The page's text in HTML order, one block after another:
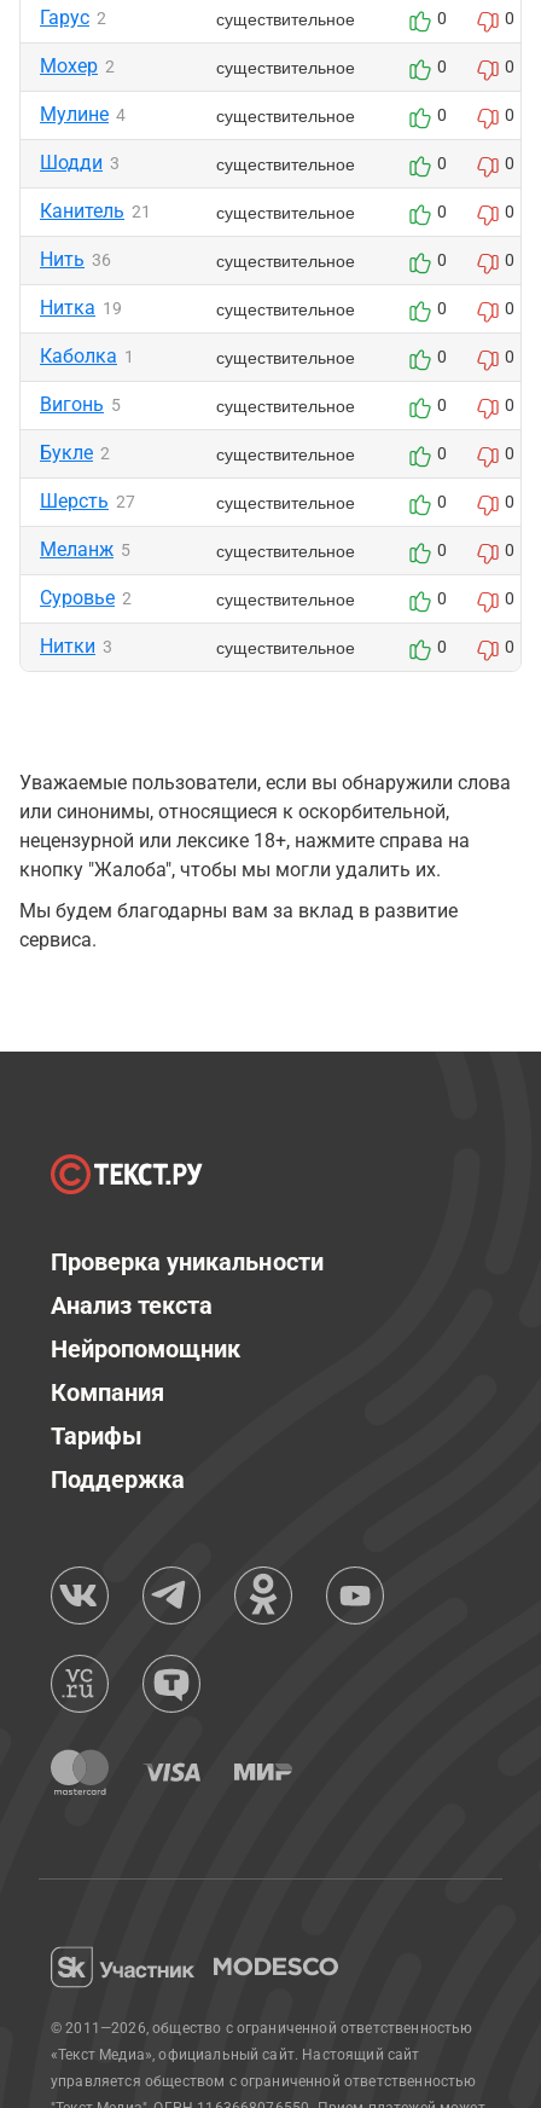
Гарус 2 существительное 0 0
Мохер 2 существительное 0 0
Мулине 4 существительное 0 0
Шодди 3 существительное 0 0
Канитель 21 существительное 0 0
Нить 36 существительное 0 0
Нитка 19 существительное 0 0
Каболка 1 существительное 0 0
Вигонь 5 существительное 0 0
Букле 2 существительное 0 0
Шерсть 27 существительное 0 0
Меланж 5 существительное 0 0
Суровье 2 существительное 0 0
Нитки 3 существительное 0 0
Уважаемые пользователи, если вы обнаружили слова
или синонимы, относящиеся к оскорбительной,
нецензурной или лексике 18+, нажмите справа на
кнопку "Жалоба", чтобы мы могли удалить их.
Мы будем благодарны вам за вклад в развитие
сервиса.
Проверка уникальности
Анализ текста
Нейропомощник
Компания
Тарифы
Поддержка
© 2011—2026, общество с ограниченной ответственностью
«Текст Медиа», официальный сайт. Настоящий сайт
управляется обществом с ограниченной ответственностью